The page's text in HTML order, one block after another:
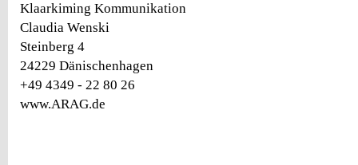
Klaarkiming Kommunikation
Claudia Wenski
Steinberg 4
24229 Dänischenhagen
+49 4349 - 22 80 26
www.ARAG.de